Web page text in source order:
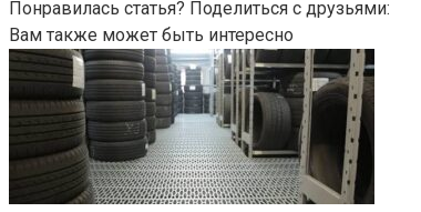
Понравилась статья? Поделиться с друзьями:
Вам также может быть интересно